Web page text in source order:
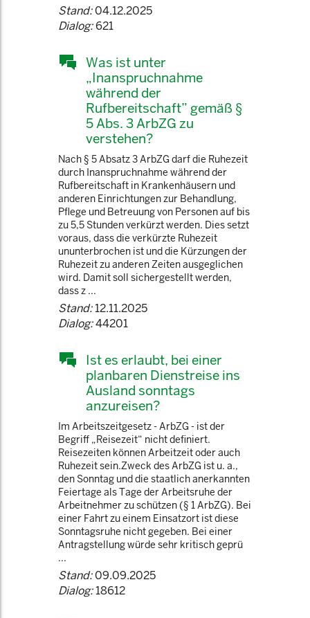
Stand:04.12.2025
Dialog:621
Was ist unter
„Inanspruchnahme
während der
Rufbereitschaft” gemäß §
5 Abs. 3 ArbZG zu
verstehen?
Nach § 5 Absatz 3 ArbZG darf die Ruhezeit
durch Inanspruchnahme während der
Rufbereitschaft in Krankenhäusern und
anderen Einrichtungen zur Behandlung,
Pflege und Betreuung von Personen auf bis
zu 5,5 Stunden verkürzt werden. Dies setzt
voraus, dass die verkürzte Ruhezeit
ununterbrochen ist und die Kürzungen der
Ruhezeit zu anderen Zeiten ausgeglichen
wird. Damit soll sichergestellt werden,
dass z ...
Stand:12.11.2025
Dialog:44201
Ist es erlaubt, bei einer
planbaren Dienstreise ins
Ausland sonntags
anzureisen?
Im Arbeitszeitgesetz - ArbZG - ist der
Begriff „Reisezeit“ nicht definiert.
Reisezeiten können Arbeitzeit oder auch
Ruhezeit sein.Zweck des ArbZG ist u. a.,
den Sonntag und die staatlich anerkannten
Feiertage als Tage der Arbeitsruhe der
Arbeitnehmer zu schützen (§ 1 ArbZG). Bei
einer Fahrt zu einem Einsatzort ist diese
Sonntagsruhe nicht gegeben. Bei einer
Antragstellung würde sehr kritisch geprü
...
Stand:09.09.2025
Dialog:18612